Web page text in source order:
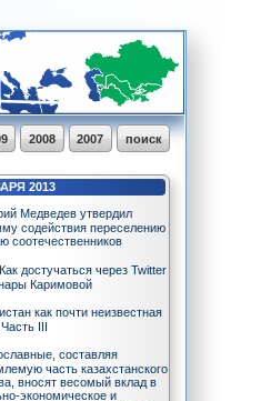
поиск
2007
2008
2013
Медведев утвердил
содействия переселению
соотечественников
достучаться через Twitter
Каримовой
как почти неизвестная
III
составляя
часть казахстанского
вносят весомый вклад в
экономическое и